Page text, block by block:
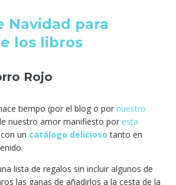
Navidad para
los libros
Rojo
tiempo (por el blog o por nuestro
nuestro amor manifiesto por esta
un catálogo delicioso tanto en
lista de regalos sin incluir algunos de
las ganas de añadirlos a la cesta de la